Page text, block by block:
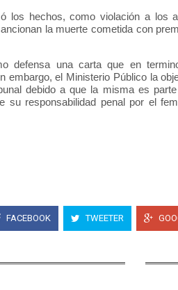
los hechos, como violación a los
la muerte cometida con
defensa una carta que en
embargo, el Ministerio Público la
debido a que la misma es
su responsabilidad penal por el
FACEBOOK TWEETER